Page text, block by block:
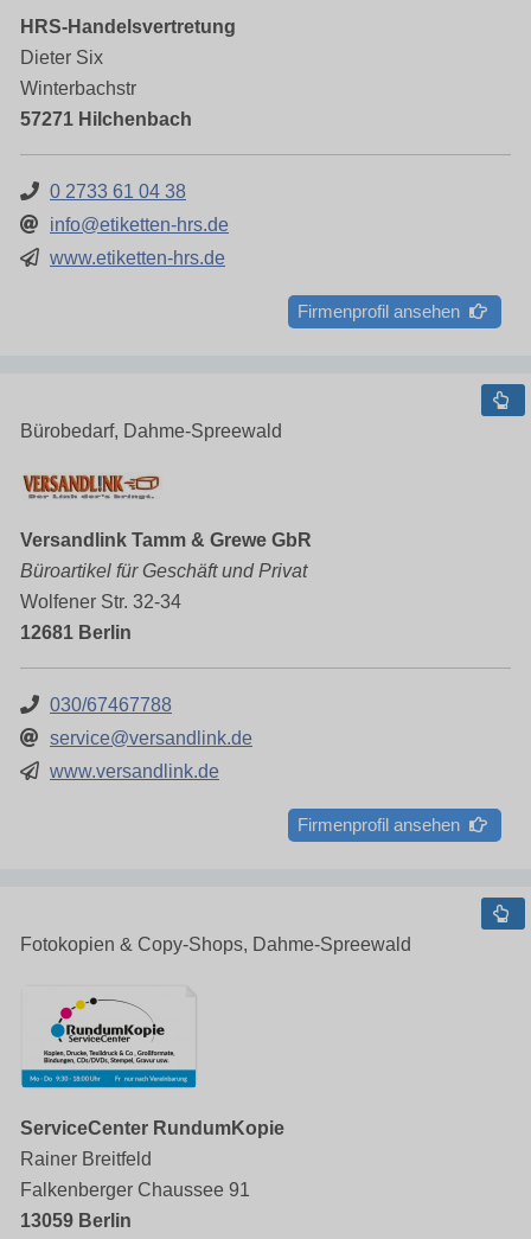
HRS-Handelsvertretung
Dieter Six
Winterbachstr
57271 Hilchenbach
0 2733 61 04 38
info@etiketten-hrs.de
www.etiketten-hrs.de
Firmenprofil ansehen
Bürobedarf, Dahme-Spreewald
Versandlink Tamm & Grewe GbR
Büroartikel für Geschäft und Privat
Wolfener Str. 32-34
12681 Berlin
030/67467788
service@versandlink.de
www.versandlink.de
Firmenprofil ansehen
Fotokopien & Copy-Shops, Dahme-Spreewald
ServiceCenter RundumKopie
Rainer Breitfeld
Falkenberger Chaussee 91
13059 Berlin